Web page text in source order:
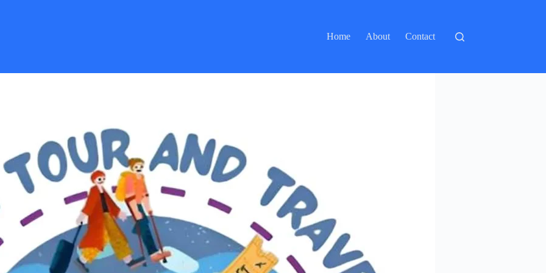
Home About Contact